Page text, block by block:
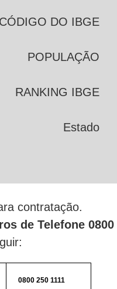
CÓDIGO DO IBGE
POPULAÇÃO
RANKING IBGE
Estado
contratação.
de Telefone 0800
0800 250 1111